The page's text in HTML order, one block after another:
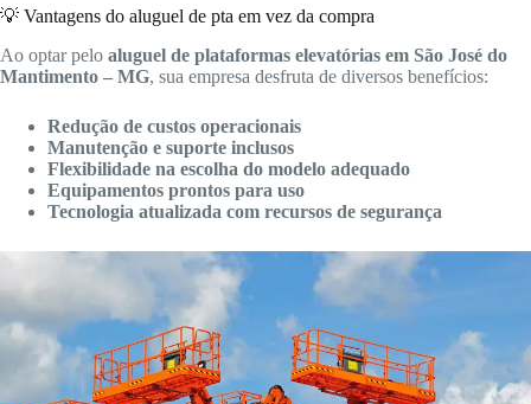
💡 Vantagens do aluguel de pta em vez da compra
Ao optar pelo aluguel de plataformas elevatórias em São José do
Mantimento – MG, sua empresa desfruta de diversos benefícios:
Redução de custos operacionais
Manutenção e suporte inclusos
Flexibilidade na escolha do modelo adequado
Equipamentos prontos para uso
Tecnologia atualizada com recursos de segurança